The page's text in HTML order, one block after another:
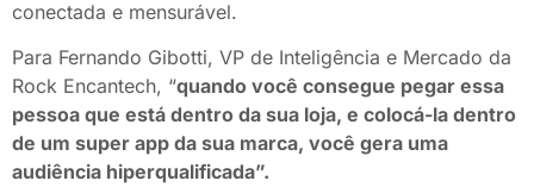
conectada e mensurável.
Para Fernando Gibotti, VP de Inteligência e Mercado da
Rock Encantech, “quando você consegue pegar essa
pessoa que está dentro da sua loja, e colocá-la dentro
de um super app da sua marca, você gera uma
audiência hiperqualificada”.